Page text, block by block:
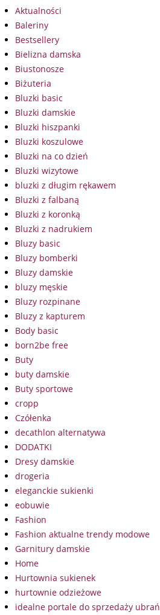
Aktualności
Baleriny
Bestsellery
Bielizna damska
Biustonosze
Biżuteria
Bluzki basic
Bluzki damskie
Bluzki hiszpanki
Bluzki koszulowe
Bluzki na co dzień
Bluzki wizytowe
bluzki z długim rękawem
Bluzki z falbaną
Bluzki z koronką
Bluzki z nadrukiem
Bluzy basic
Bluzy bomberki
Bluzy damskie
bluzy męskie
Bluzy rozpinane
Bluzy z kapturem
Body basic
born2be free
Buty
buty damskie
Buty sportowe
cropp
Czółenka
decathlon alternatywa
DODATKI
Dresy damskie
drogeria
eleganckie sukienki
eobuwie
Fashion
Fashion aktualne trendy modowe
Garnitury damskie
Home
Hurtownia sukienek
hurtownie odzieżowe
idealne portale do sprzedaży ubrań